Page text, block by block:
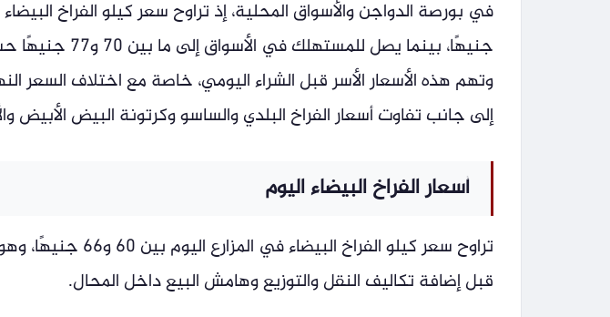
جنيهًا، بينما يصل
وتهم هذه الأسعار الأسر قبل الشراء اليومي، خاصة مع اختلاف السعر
إلى جانب تفاوت أسعار الفراخ البلدي والساسو وكرتونة البيض الأبيض
أسعار الفراخ البيضاء اليوم
تراوح سعر كيلو الفراخ
قبل إضافة تكاليف النقل والتوزيع وهامش البيع داخل المحال.